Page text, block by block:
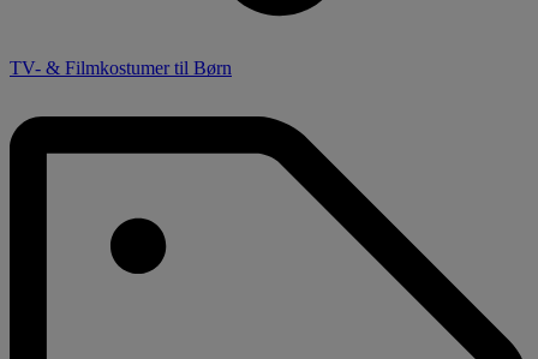
TV- & Filmkostumer til Børn